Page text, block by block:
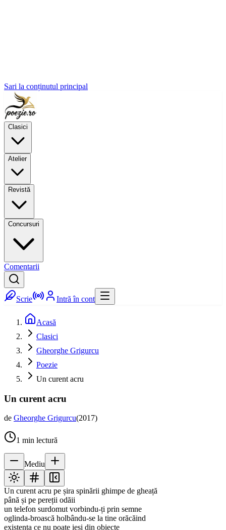
Sari la conținutul principal
Clasici
Atelier
Revistă
Concursuri
Comentarii
Scrie Intră în cont
Acasă
Clasici
Gheorghe Grigurcu
Poezie
Un curent acru
Un curent acru
de Gheorghe Grigurcu(2017)
1 min lectură
Mediu
Un curent acru pe șira spinării ghimpe de gheață
până și pe pereții odăii
un telefon surdomut vorbindu-ți prin semne
oglinda-broască holbându-se la tine orăcăind
existența ce nu poate ieși din obiecte